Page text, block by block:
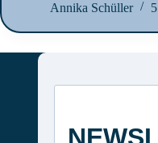
Annika Schüller